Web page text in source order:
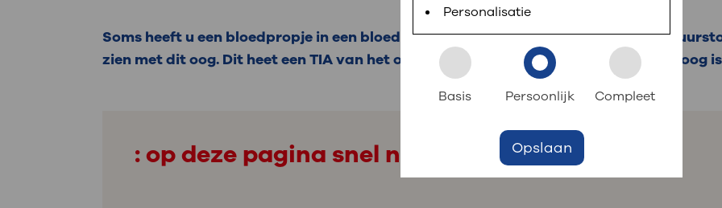
Uw bezoek aan OLVG
Uw verblijf in OLVG
steeds verder uit, zodat u zelf meer digitaal kunt regelen. Met MijnOLVG kunnen
we u sneller helpen.
Soms heeft u een bloedpropje in een bloedvat in het oog. Uw oog krijgt dan geen
zien met dit oog. Dit heet een TIA van het oog of amaurosis fugax. Een TIA van het oog
: op deze pagina snel naar
Personalisatie
Basis Persoonlijk Compleet
Opslaan